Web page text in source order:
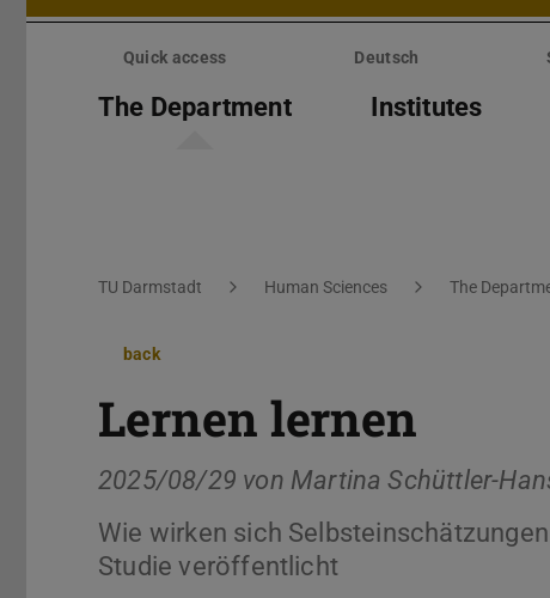
Skip
Quick access Deutsch
The Department Institutes
You are here:
TU Darmstadt Human Sciences The
back
Lernen lernen
2025/08/29 von Martina Schüttler-
Wie wirken sich
Studie veröffentlicht